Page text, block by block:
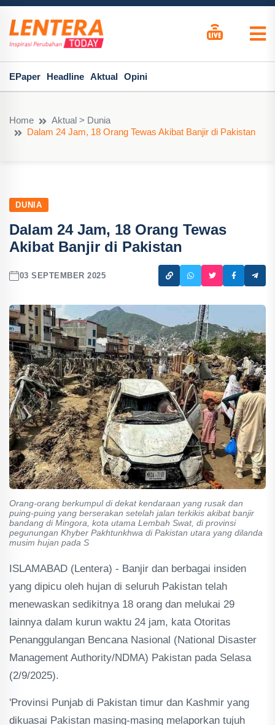
EPaper Headline Aktual Opini
Home
Aktual > Dunia
Dalam 24 Jam, 18 Orang Tewas Akibat Banjir di Pakistan
DUNIA
Dalam 24 Jam, 18 Orang Tewas
Akibat Banjir di Pakistan
03 SEPTEMBER 2025
Orang-orang berkumpul di dekat kendaraan yang rusak dan
puing-puing yang berserakan setelah jalan terkikis akibat banjir
bandang di Mingora, kota utama Lembah Swat, di provinsi
pegunungan Khyber Pakhtunkhwa di Pakistan utara yang dilanda
musim hujan pada S
ISLAMABAD (Lentera) - Banjir dan berbagai insiden
yang dipicu oleh hujan di seluruh Pakistan telah
menewaskan sedikitnya 18 orang dan melukai 29
lainnya dalam kurun waktu 24 jam, kata Otoritas
Penanggulangan Bencana Nasional (National Disaster
Management Authority/NDMA) Pakistan pada Selasa
(2/9/2025).
'Provinsi Punjab di Pakistan timur dan Kashmir yang
dikuasai Pakistan masing-masing melaporkan tujuh